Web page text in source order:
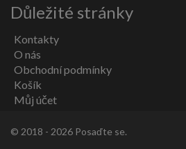
Důležité stránky
Kontakty
O nás
Obchodní podmínky
Košík
Můj účet
© 2018 - 2026 Posaďte se.